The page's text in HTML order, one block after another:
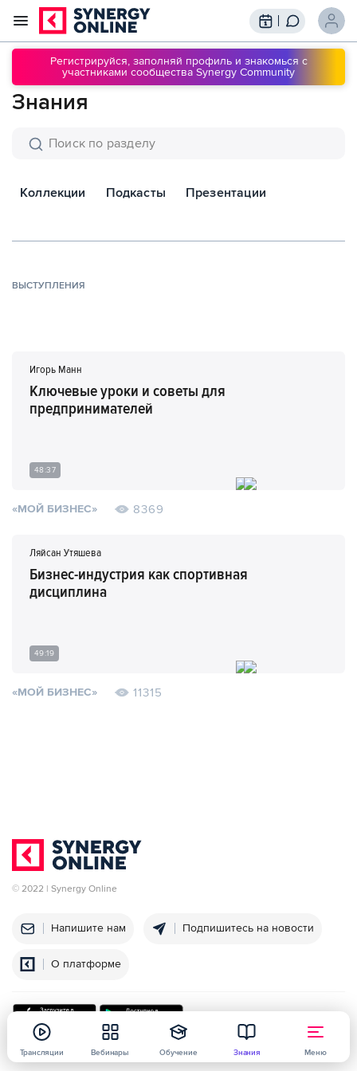
Регистрируйся, заполняй профиль и знакомься с
участниками сообщества Synergy Community
Трансляции
Вебинары
Обучение
Знания
Трансляции Вебинары Обучение Знания Меню
Знания
Коллекции Подкасты Презентации
ВЫСТУПЛЕНИЯ
Игорь Манн
Ключевые уроки и советы для
предпринимателей
48:37
«МОЙ БИЗНЕС» 8369
Ляйсан Утяшева
Бизнес-индустрия как спортивная
дисциплина
49:19
«МОЙ БИЗНЕС» 11315
© 2022 | Synergy Online
Напишите нам Подпишитесь на новости
О платформе
Университет Политика конфиденциальности Договор оферты